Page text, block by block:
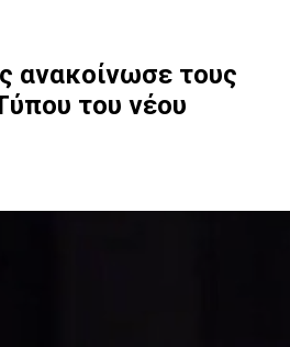
ανακοίνωσε τους
του νέου